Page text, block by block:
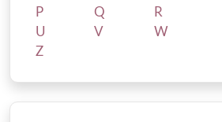
P
Q R
U
V W
Z